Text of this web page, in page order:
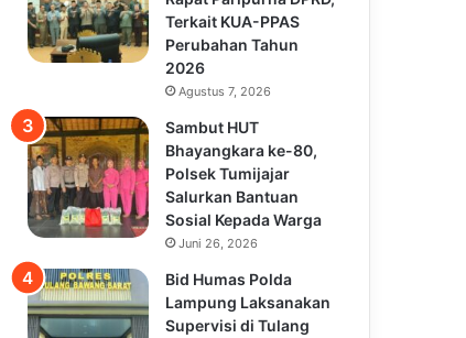
Terkait KUA-PPAS
Perubahan Tahun
2026
Agustus 7, 2026
Sambut HUT
Bhayangkara ke-80,
Polsek Tumijajar
Salurkan Bantuan
Sosial Kepada Warga
Juni 26, 2026
Bid Humas Polda
Lampung Laksanakan
Supervisi di Tulang